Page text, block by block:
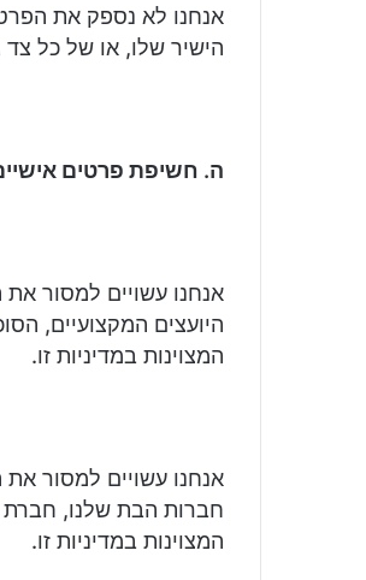
אנחנו לא נספק את
הישיר שלו, או של כל צד
ה. חשיפת פרטים
אנחנו עשויים למסור
היועצים המקצועיים,
המצוינות במדיניות זו.
אנחנו עשויים למסור
חברות הבת שלנו, חברת
המצוינות במדיניות זו.